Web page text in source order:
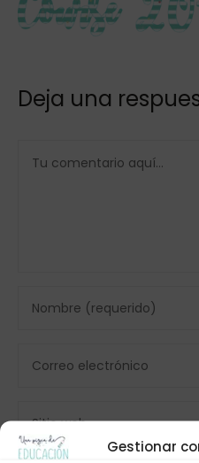
Gestionar
Deja una